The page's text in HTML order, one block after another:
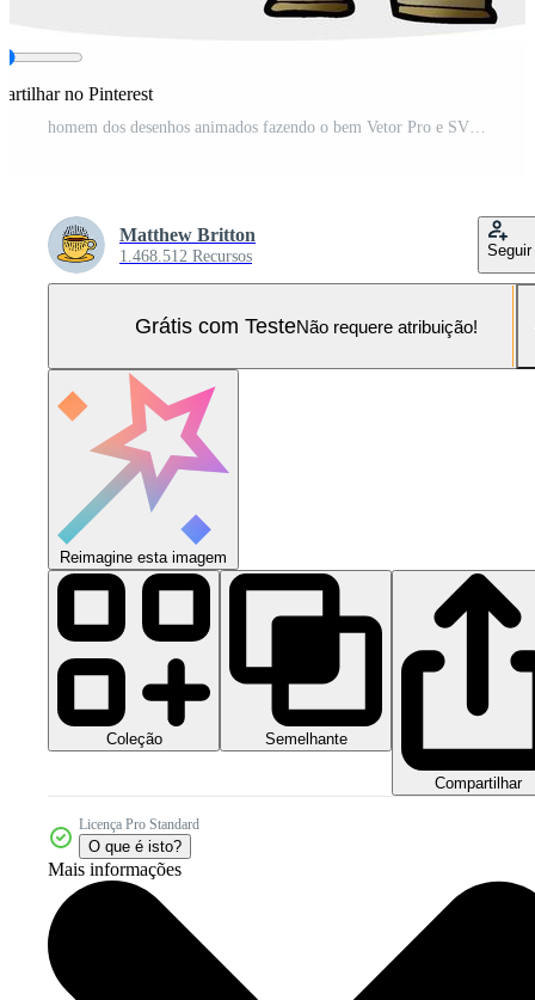
no Pinterest
homem dos desenhos animados fazendo o bem Vetor Pro e SVG Pro
Matthew Britton
1.468.512 Recursos Seguir
Grátis com TesteNão requere atribuição!
Reimagine esta imagem
Coleção Semelhante
Compartilhar
Licença Pro Standard
O que é isto?
Mais informações